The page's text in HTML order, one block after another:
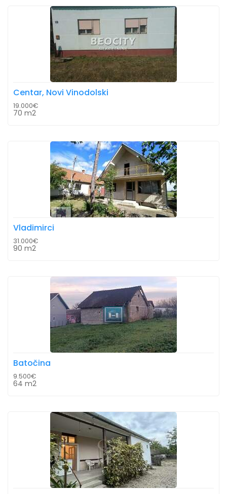
Centar, Novi Vinodolski
19.000€
70 m2
Vladimirci
31.000€
90 m2
Batočina
9.500€
64 m2